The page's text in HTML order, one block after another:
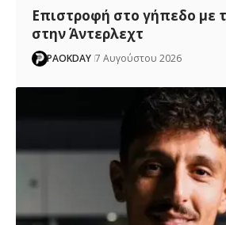
Επιστροφή στο γήπεδο με
στην Άντερλεχτ
PAOKDAY 7 Αυγούστου 2026